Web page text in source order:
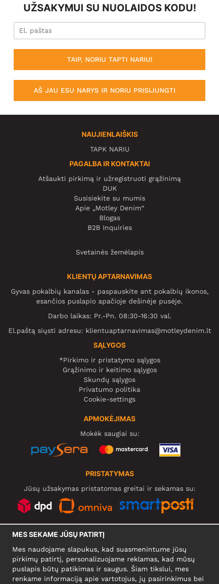
UŽSAKYMUI SU NUOLAIDOS KODU!
TAIP, NORIU TAPTI NARIU!
AŠ JAU ESU NARYS IR NORIU PRISIJUNGTI
NAUJIENLAIŠKIS
TAPK NARIU
PAGALBA IR KONTAKTAI
Atšaukti pirkimą ir užregistruoti grąžinimą
DUK
Susisiekite su mumis
Apie „Motley Denim“
Blogas
B2B Inquiries
Svetainės žemėlapis
KLIENTŲ APTARNAVIMAS
Gyvas pokalbių kanalas - paspauskite ant pokalbių ikonos,
esančios puslapio apačioje dešinėje pusėje.
Darbo laikas: Pr.-Pn. 08:30-16:30 val.
El.paštą siųsti adresu: klientuaptarnavimas@motleydenim.lt
SĄLYGOS
*Pirkimo ir pristatymo sąlygos
Grąžinimo ir keitimo sąlygos
Skundų sąlygos
Privatumo politika
Cookie-settings
APMOKĖJIMAS
Mokėk saugiai su:
PRISTATYMAS
Jūsų užsakymas pristatomas greitai ir sekamas su:
SOCIALINIAI TINKLAI
KOMPANIJA
MES SEKAME JŪSŲ PATIRTĮ
Mes naudojame slapukus, kad suasmenintume jūsų
pirkimų patirtį, personalizuojame reklamas, kad mūsų
puslapis būtų patikimas ir saugus. Šiam tikslui, mes
renkame informaciją apie vartotojus, jų pasirinkimus bei